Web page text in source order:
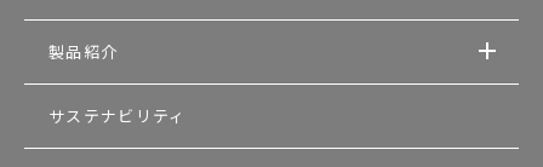
製品紹介
サステナビリティ